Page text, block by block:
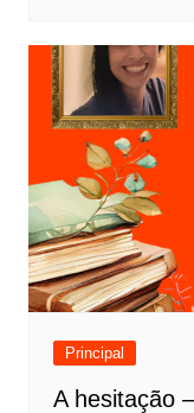
Principal
A hesitação